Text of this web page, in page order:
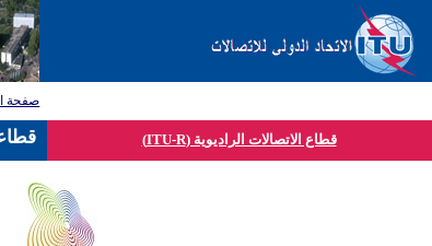
صفحة
قطاع الاتصالات الراديوية (ITU-R)